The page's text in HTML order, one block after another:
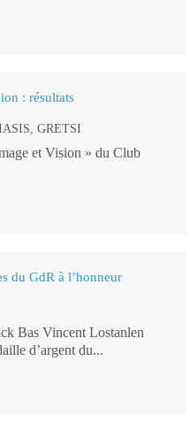
: résultats
, GRETSI
et Vision » du Club
du GdR à l’honneur
Bas Vincent Lostanlen
d’argent du...